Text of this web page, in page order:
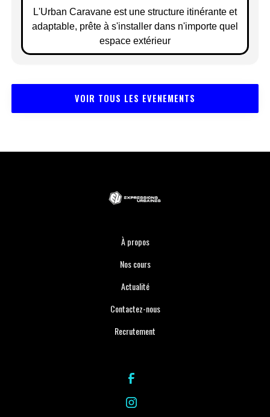
L'Urban Caravane est une structure itinérante et
adaptable, prête à s'installer dans n'importe quel
espace extérieur
VOIR TOUS LES EVENEMENTS
À propos
Nos cours
Actualité
Contactez-nous
Recrutement